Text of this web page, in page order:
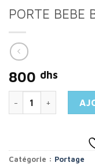
PORTE BEBE
800 dhs
Catégorie : Portage